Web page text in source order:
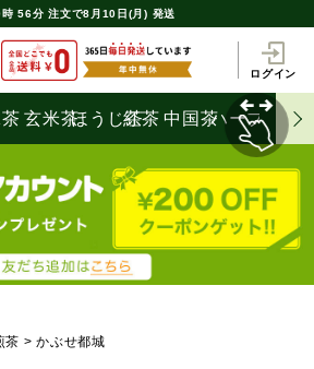
56分 注文で8月10日(月) 発送
ログイン
玄米茶ほうじ茶
紅茶 中国茶ハーブティ
茶 かぶせ都城